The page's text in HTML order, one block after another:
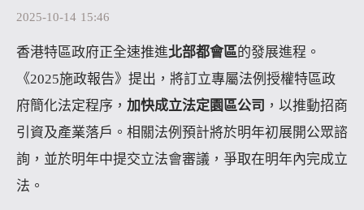
2025-10-14 15:46
香港特區政府正全速推進北部都會區的發展進程。
《2025施政報告》提出，將訂立專屬法例授權特區政
府簡化法定程序， 加快成立法定園區公司 ，以推動招商
引資及產業落戶。相關法例預計將於明年初展開公眾諮
詢，並於明年中提交立法會審議，爭取在明年內完成立
法。